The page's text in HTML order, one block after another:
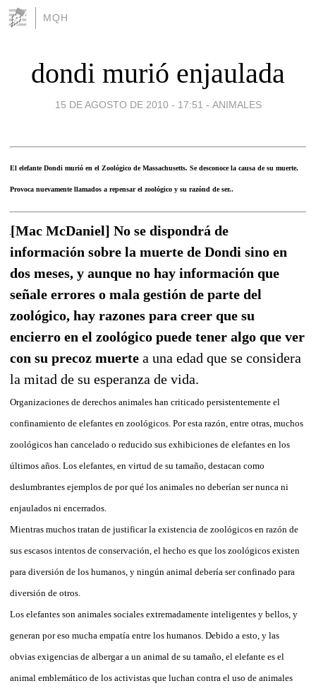
MQH
dondi murió enjaulada
15 DE AGOSTO DE 2010 - 17:51 - ANIMALES
El elefante Dondi murió en el Zoológico de Massachusetts. Se desconoce la causa de su muerte.
Provoca nuevamente llamados a repensar el zoológico y su razónd de ser..
[Mac McDaniel] No se dispondrá de
información sobre la muerte de Dondi sino en
dos meses, y aunque no hay información que
señale errores o mala gestión de parte del
zoológico, hay razones para creer que su
encierro en el zoológico puede tener algo que ver
con su precoz muerte a una edad que se considera
la mitad de su esperanza de vida.
Organizaciones de derechos animales han criticado persistentemente el
confinamiento de elefantes en zoológicos. Por esta razón, entre otras, muchos
zoológicos han cancelado o reducido sus exhibiciones de elefantes en los
últimos años. Los elefantes, en virtud de su tamaño, destacan como
deslumbrantes ejemplos de por qué los animales no deberían ser nunca ni
enjaulados ni encerrados.
Mientras muchos tratan de justificar la existencia de zoológicos en razón de
sus escasos intentos de conservación, el hecho es que los zoológicos existen
para diversión de los humanos, y ningún animal debería ser confinado para
diversión de otros.
Los elefantes son animales sociales extremadamente inteligentes y bellos, y
generan por eso mucha empatía entre los humanos. Debido a esto, y las
obvias exigencias de albergar a un animal de su tamaño, el elefante es el
animal emblemático de los activistas que luchan contra el uso de animales